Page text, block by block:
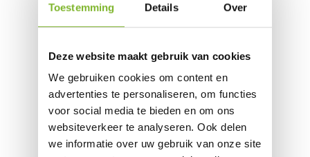
Toestemming Details Over
Deze website maakt gebruik van cookies
We gebruiken cookies om content en
advertenties te personaliseren, om functies
voor social media te bieden en om ons
websiteverkeer te analyseren. Ook delen
we informatie over uw gebruik van onze site